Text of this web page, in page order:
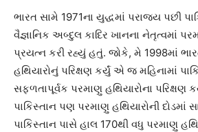
ભારત સામે 1971ના યુદ્ધમાં પરાજય પછી
વૈજ્ઞાનિક અબ્દુલ કાદિર ખાનના નેતૃત્વમાં
પ્રયત્ન કરી રહ્યું હતું. જોકે, મે 1998માં
હથિયારોનું પરિક્ષણ કર્યું એ જ મહિનામાં
સફળતાપૂર્વક પરમાણુ હથિયારોના પરિક્ષણ
પાકિસ્તાન પણ પરમાણુ હથિયારોની
પાકિસ્તાન પાસે હાલ 170થી વધુ પરમાણુ